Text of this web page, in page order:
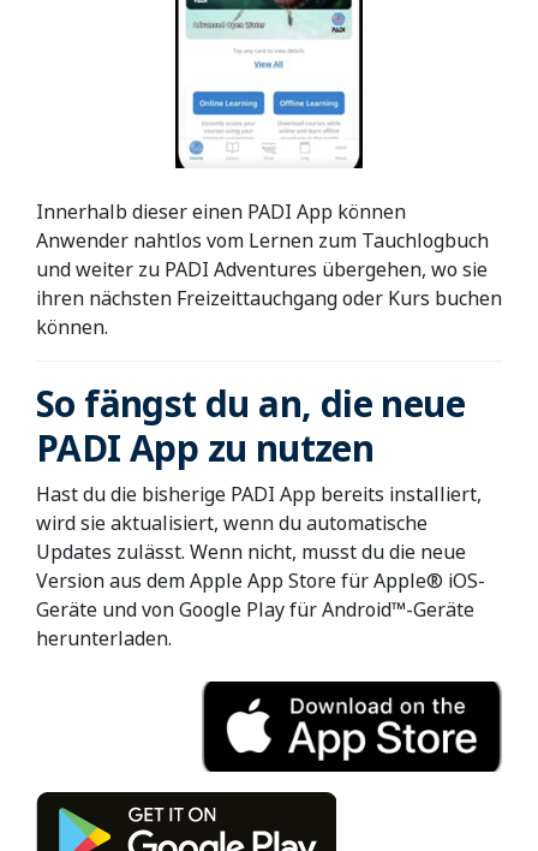
Innerhalb dieser einen PADI App können
Anwender nahtlos vom Lernen zum Tauchlogbuch
und weiter zu PADI Adventures übergehen, wo sie
ihren nächsten Freizeittauchgang oder Kurs buchen
können.
So fängst du an, die neue
PADI App zu nutzen
Hast du die bisherige PADI App bereits installiert,
wird sie aktualisiert, wenn du automatische
Updates zulässt. Wenn nicht, musst du die neue
Version aus dem Apple App Store für Apple® iOS-
Geräte und von Google Play für Android™-Geräte
herunterladen.